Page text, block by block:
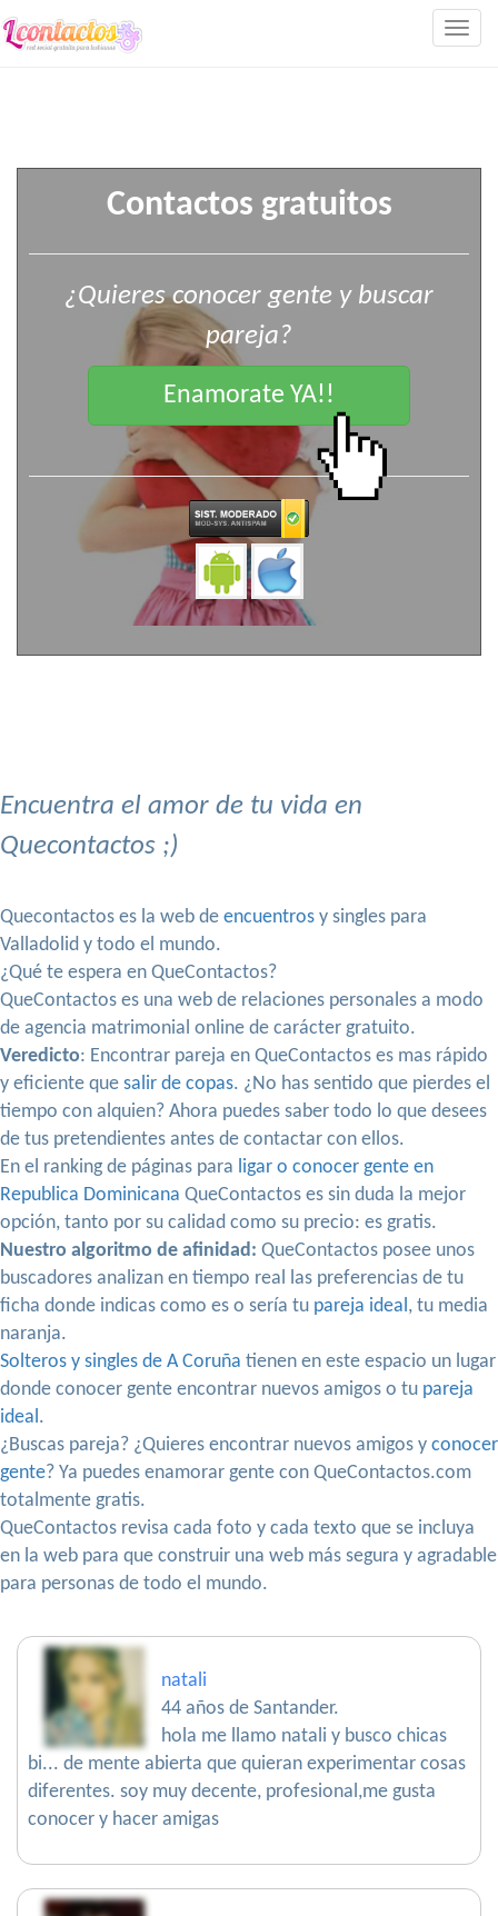
Contactos gratuitos
¿Quieres conocer gente y buscar
pareja?
Enamorate YA!!
Encuentra el amor de tu vida en
Quecontactos ;)
Quecontactos es la web de encuentros y singles para
Valladolid y todo el mundo.
¿Qué te espera en QueContactos?
QueContactos es una web de relaciones personales a modo
de agencia matrimonial online de carácter gratuito.
Veredicto: Encontrar pareja en QueContactos es mas rápido
y eficiente que salir de copas. ¿No has sentido que pierdes el
tiempo con alquien? Ahora puedes saber todo lo que desees
de tus pretendientes antes de contactar con ellos.
En el ranking de páginas para ligar o conocer gente en
Republica Dominicana QueContactos es sin duda la mejor
opción, tanto por su calidad como su precio: es gratis.
Nuestro algoritmo de afinidad: QueContactos posee unos
buscadores analizan en tiempo real las preferencias de tu
ficha donde indicas como es o sería tu pareja ideal, tu media
naranja.
Solteros y singles de A Coruña tienen en este espacio un lugar
donde conocer gente encontrar nuevos amigos o tu pareja
ideal.
¿Buscas pareja? ¿Quieres encontrar nuevos amigos y conocer
gente? Ya puedes enamorar gente con QueContactos.com
totalmente gratis.
QueContactos revisa cada foto y cada texto que se incluya
en la web para que construir una web más segura y agradable
para personas de todo el mundo.
natali
44 años de Santander.
hola me llamo natali y busco chicas
bi... de mente abierta que quieran experimentar cosas
diferentes. soy muy decente, profesional,me gusta
conocer y hacer amigas